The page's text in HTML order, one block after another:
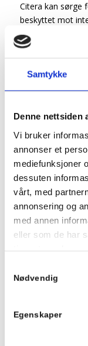
Samtykke
Denne nettsiden
Vi bruker
annonser et
mediefunksjoner
dessuten
vårt, med
annonsering og
med annen
eller som de har
Nødvendig
Egenskaper
Citera kan sørge
beskyttet mot
enheter
kostnadskontroll.
og problemer
mulig nedetid for
Vi sørger for at
nyttiggjøre seg
kostnader. Uten